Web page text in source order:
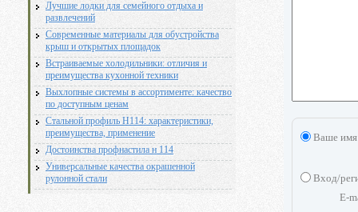
Лучшие лодки для семейного отдыха и
развлечений
Современные материалы для обустройства
крыш и открытых площадок
Встраиваемые холодильники: отличия и
преимущества кухонной техники
Выхлопные системы в ассортименте: качество
по доступным ценам
Стальной профиль Н114: характеристики,
преимущества, применение
Достоинства профнастила н 114
Универсальные качества окрашенной
рулонной стали
Ваше имя
Вход/
E-